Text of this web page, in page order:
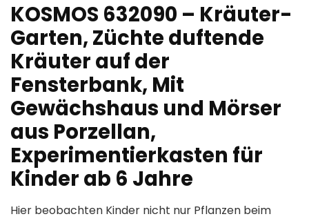
KOSMOS 632090 – Kräuter-
Garten, Züchte duftende
Kräuter auf der
Fensterbank, Mit
Gewächshaus und Mörser
aus Porzellan,
Experimentierkasten für
Kinder ab 6 Jahre
Hier beobachten Kinder nicht nur Pflanzen beim